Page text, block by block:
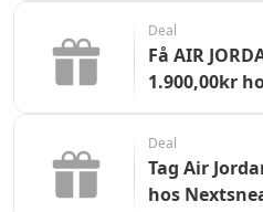
Deal
Få AIR
1.900,00kr
Deal
Tag Air
hos